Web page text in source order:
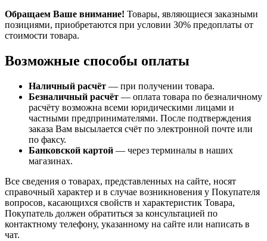
Обращаем Ваше внимание! Товары, являющиеся заказными
позициями, приобретаются при условии 30% предоплаты от
стоимости товара.
Возможные способы оплаты
Наличный расчёт — при получении товара.
Безналичный расчёт — оплата товара по безналичному
расчёту возможна всеми юридическими лицами и
частными предпринимателями. После подтверждения
заказа Вам высылается счёт по электронной почте или
по факсу.
Банковской картой — через терминалы в наших
магазинах.
Все сведения о товарах, представленных на сайте, носят
справочный характер и в случае возникновения у Покупателя
вопросов, касающихся свойств и характеристик Товара,
Покупатель должен обратиться за консультацией по
контактному телефону, указанному на сайте или написать в
чат.